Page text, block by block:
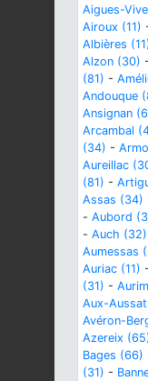
Aigues-
Airoux (11)
Albières
Alzon (30) -
(81) -
Andouque
Ansignan
Arcambal
(34) -
Aureillac
(81) -
Assas (34)
- Aubord
- Auch (32)
Aumessas
Auriac (11) -
(31) -
Aux-
Avéron-
Azereix
Bages (66)
(31) -